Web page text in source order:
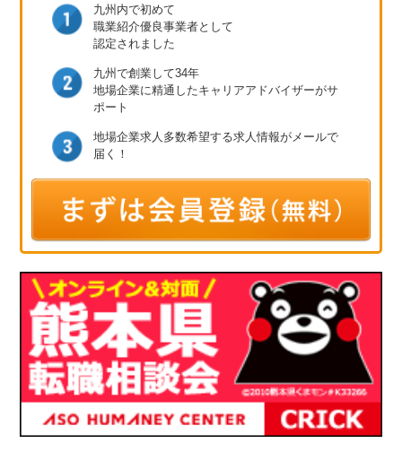
九州内で初めて
職業紹介優良事業者として
認定されました
九州で創業して34年
地場企業に精通したキャリアアドバイザーがサ
ポート
地場企業求人多数希望する求人情報が メールで
届く！